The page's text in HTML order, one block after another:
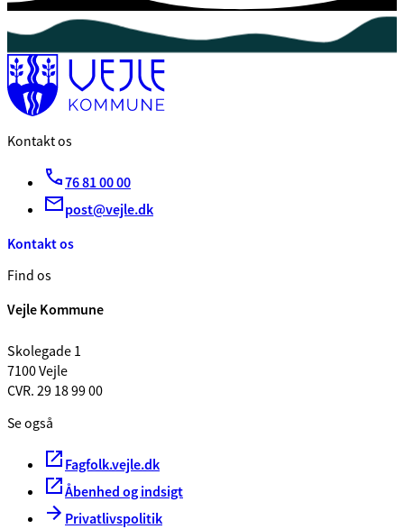
Kontakt os
76 81 00 00
post@vejle.dk
Kontakt os
Find os
Vejle Kommune
Skolegade 1
7100 Vejle
CVR. 29 18 99 00
Se også
Fagfolk.vejle.dk
Åbenhed og indsigt
Privatlivspolitik